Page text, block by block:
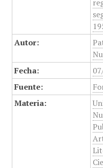
Autor:
Fecha:
Fuente:
Materia: